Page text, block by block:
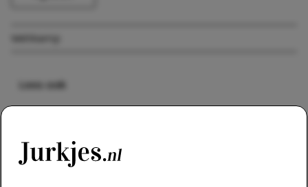
Wehkamp
Lees ook
SALE shopping; hier doe je dat!